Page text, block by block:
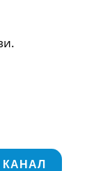
КАНАЛ